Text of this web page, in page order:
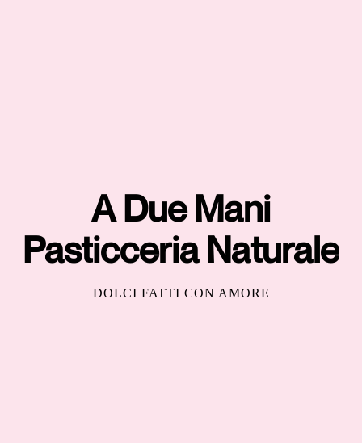
A Due Mani
Pasticceria Naturale
DOLCI FATTI CON AMORE